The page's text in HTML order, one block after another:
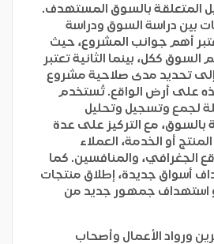
المتعلقة بالسوق المستهدف.
بين دراسة السوق ودراسة
أهم جوانب المشروع، حيث
ككل، بينما الثانية تعتبر
تحديد مدى صلاحية مشروع
على أرض الواقع. تُستخدم
لجمع وتسجيل وتحليل
بالسوق، مع التركيز على عدة
أو الخدمة، العملاء
الجغرافي، والمنافسين. كما
أسواق جديدة، إطلاق منتجات
استهداف جمهور جديد من
ورواد الأعمال وأصحاب